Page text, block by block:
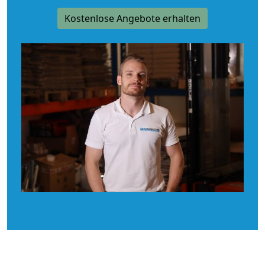
Kostenlose Angebote erhalten